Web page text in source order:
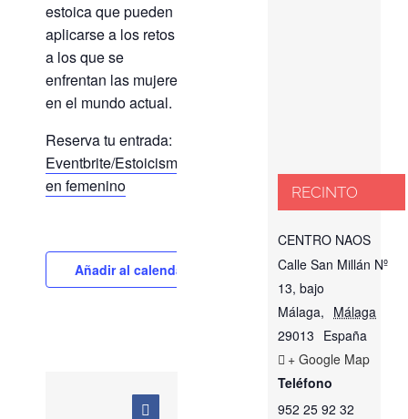
estoica que pueden
aplicarse a los retos
a los que se
enfrentan las mujeres
en el mundo actual.
Reserva tu entrada:
Eventbrite/Estoicismo
en femenino
Añadir al calendario
RECINTO
CENTRO NAOS
Calle San Millán Nº
13, bajo
Málaga, Málaga
29013 España
+ Google Map
Teléfono
952 25 92 32